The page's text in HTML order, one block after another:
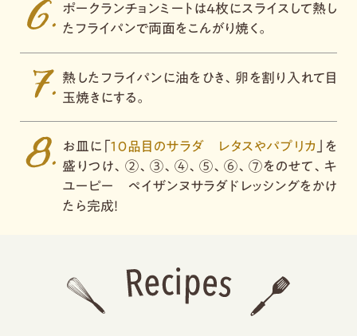
ポークランチョンミートは４枚にスライスして熱し
たフライパンで両面をこんがり焼く。
熱したフライパンに油をひき、卵を割り入れて目
玉焼きにする。
お皿に「１０品目のサラダ レタスやパプリカ
」を
盛りつけ、②、③、④、⑤、⑥、⑦をのせて、キ
ユーピー ペイザンヌサラダドレッシングをかけ
たら完成！